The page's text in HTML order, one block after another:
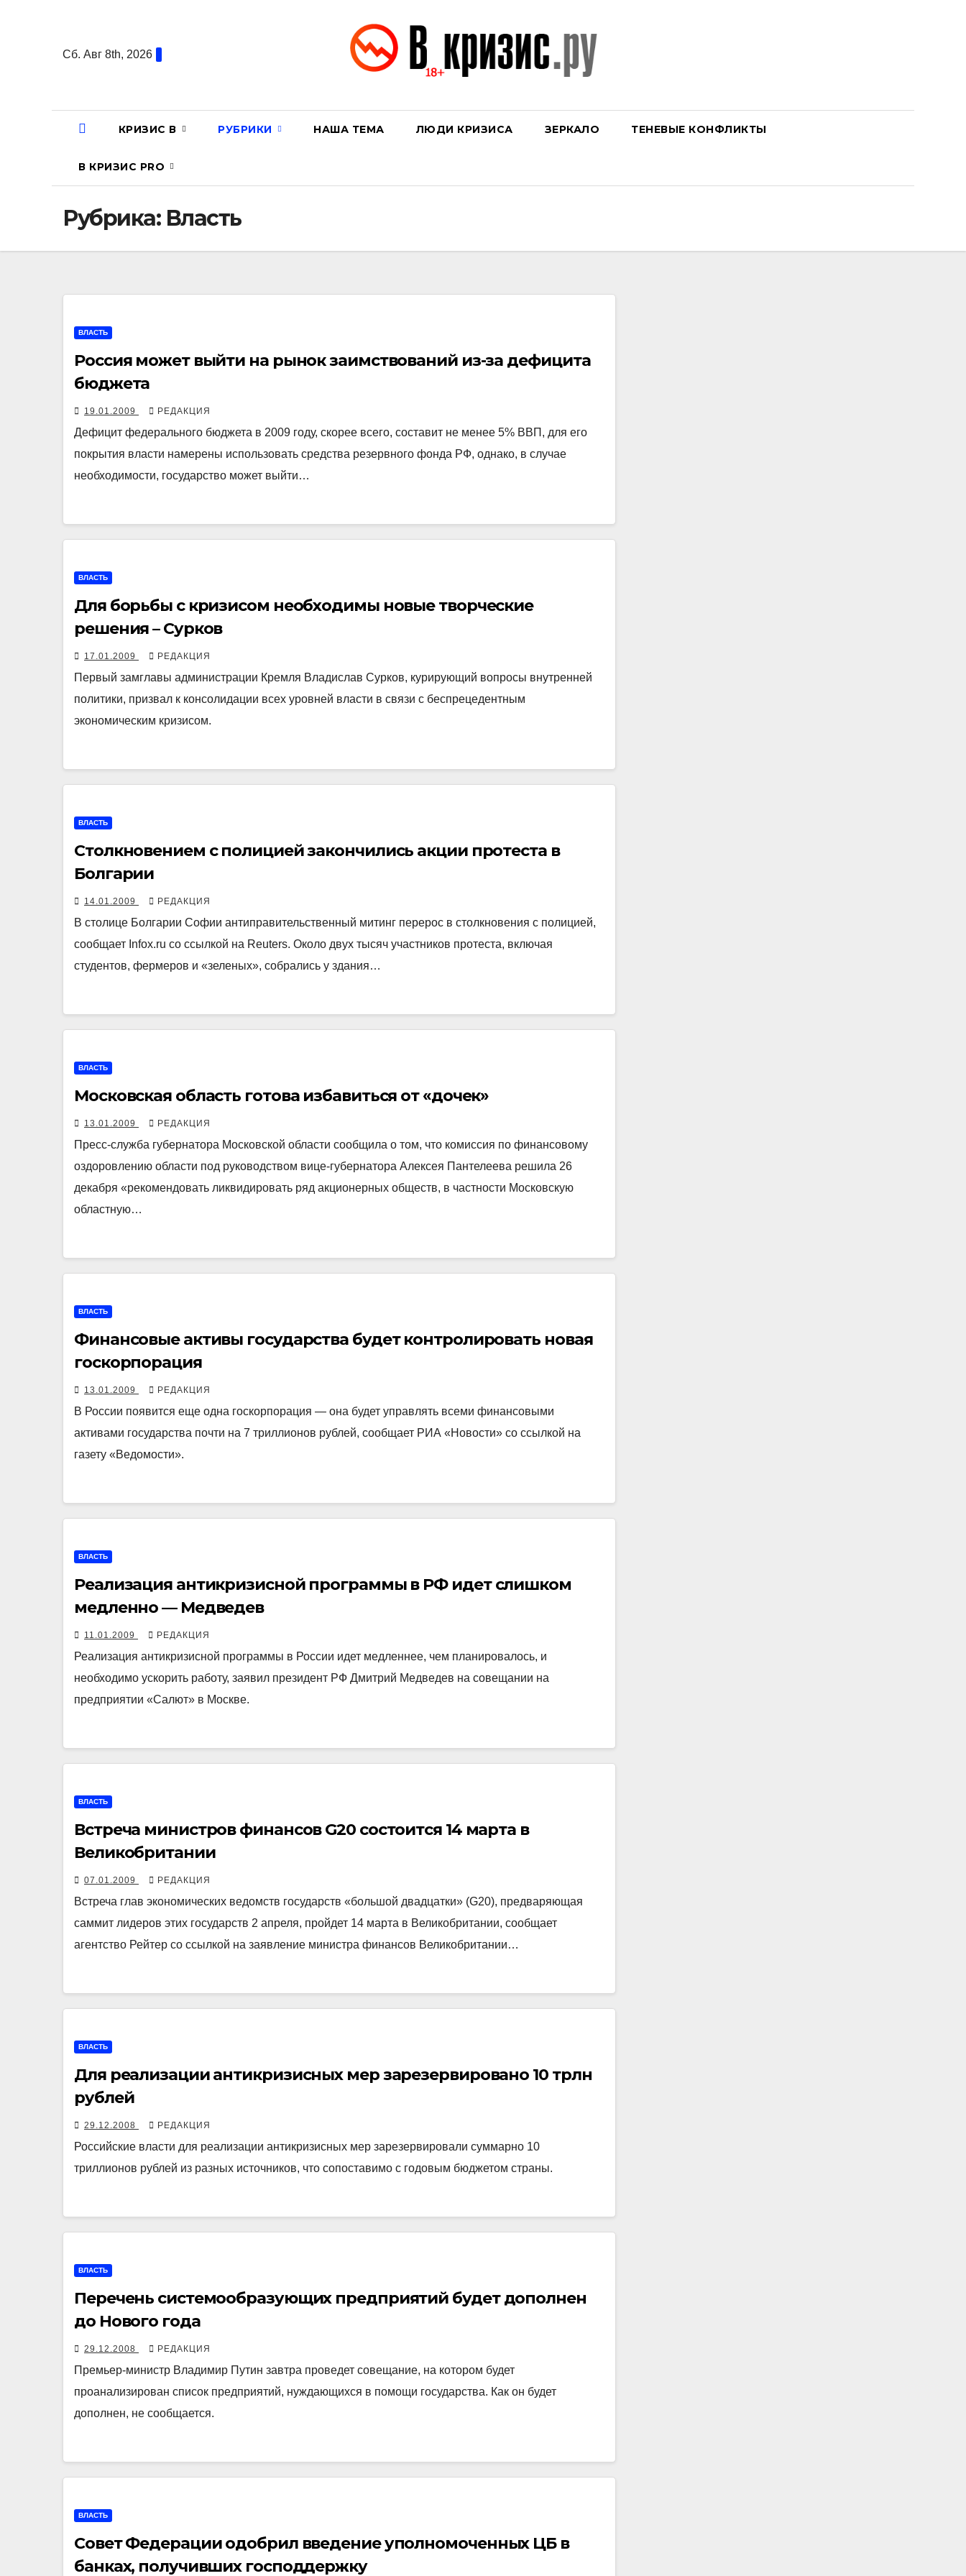
содержаниюСб. Авг 8th, 2026
КРИЗИС В РУБРИКИ НАША ТЕМА ЛЮДИ КРИЗИСА ЗЕРКАЛО ТЕНЕВЫЕ КОНФЛИКТЫ
В КРИЗИС PRO
Рубрика: Власть
ВЛАСТЬ
Россия может выйти на рынок заимствований из-за дефицита
бюджета
19.01.2009 РЕДАКЦИЯ
Дефицит федерального бюджета в 2009 году, скорее всего, составит не менее 5% ВВП, для его
покрытия власти намерены использовать средства резервного фонда РФ, однако, в случае
необходимости, государство может выйти…
ВЛАСТЬ
Для борьбы с кризисом необходимы новые творческие
решения – Сурков
17.01.2009 РЕДАКЦИЯ
Первый замглавы администрации Кремля Владислав Сурков, курирующий вопросы внутренней
политики, призвал к консолидации всех уровней власти в связи с беспрецедентным
экономическим кризисом.
ВЛАСТЬ
Столкновением с полицией закончились акции протеста в
Болгарии
14.01.2009 РЕДАКЦИЯ
В столице Болгарии Софии антиправительственный митинг перерос в столкновения с полицией,
сообщает Infox.ru со ссылкой на Reuters. Около двух тысяч участников протеста, включая
студентов, фермеров и «зеленых», собрались у здания…
ВЛАСТЬ
Московская область готова избавиться от «дочек»
13.01.2009 РЕДАКЦИЯ
Пресс-служба губернатора Московской области сообщила о том, что комиссия по финансовому
оздоровлению области под руководством вице-губернатора Алексея Пантелеева решила 26
декабря «рекомендовать ликвидировать ряд акционерных обществ, в частности Московскую
областную…
ВЛАСТЬ
Финансовые активы государства будет контролировать новая
госкорпорация
13.01.2009 РЕДАКЦИЯ
В России появится еще одна госкорпорация — она будет управлять всеми финансовыми
активами государства почти на 7 триллионов рублей, сообщает РИА «Новости» со ссылкой на
газету «Ведомости».
ВЛАСТЬ
Реализация антикризисной программы в РФ идет слишком
медленно — Медведев
11.01.2009 РЕДАКЦИЯ
Реализация антикризисной программы в России идет медленнее, чем планировалось, и
необходимо ускорить работу, заявил президент РФ Дмитрий Медведев на совещании на
предприятии «Салют» в Москве.
ВЛАСТЬ
Встреча министров финансов G20 состоится 14 марта в
Великобритании
07.01.2009 РЕДАКЦИЯ
Встреча глав экономических ведомств государств «большой двадцатки» (G20), предваряющая
саммит лидеров этих государств 2 апреля, пройдет 14 марта в Великобритании, сообщает
агентство Рейтер со ссылкой на заявление министра финансов Великобритании…
ВЛАСТЬ
Для реализации антикризисных мер зарезервировано 10 трлн
рублей
29.12.2008 РЕДАКЦИЯ
Российские власти для реализации антикризисных мер зарезервировали суммарно 10
триллионов рублей из разных источников, что сопоставимо с годовым бюджетом страны.
ВЛАСТЬ
Перечень системообразующих предприятий будет дополнен
до Нового года
29.12.2008 РЕДАКЦИЯ
Премьер-министр Владимир Путин завтра проведет совещание, на котором будет
проанализирован список предприятий, нуждающихся в помощи государства. Как он будет
дополнен, не сообщается.
ВЛАСТЬ
Совет Федерации одобрил введение уполномоченных ЦБ в
банках, получивших господдержку